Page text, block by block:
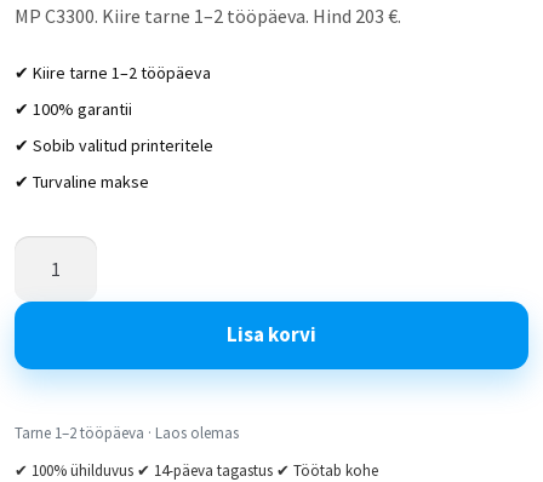
MP C3300. Kiire tarne 1–2 tööpäeva. Hind 203 €.
✔ Kiire tarne 1–2 tööpäeva
✔ 100% garantii
✔ Sobib valitud printeritele
✔ Turvaline makse
Lisa korvi
Tarne 1–2 tööpäeva · Laos olemas
✔ 100% ühilduvus ✔ 14-päeva tagastus ✔ Töötab kohe